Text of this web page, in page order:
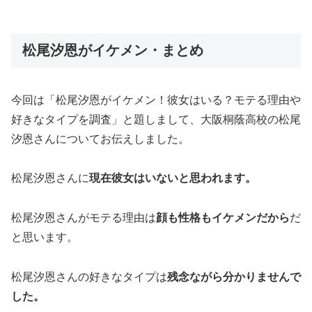
松尾汐恩がイケメン・まとめ
今回は「松尾汐恩がイケメン！彼女はいる？モテる理由や
好きなタイプを調査」と題しまして、大阪桐蔭高校の松尾
汐恩さんについてお伝えしました。
松尾汐恩さんに現在彼女はいないと思われます。
松尾汐恩さんがモテる理由は顔も性格もイケメンだからだ
と思います。
松尾汐恩さんの好きなタイプは残念ながら分かりませんで
した。